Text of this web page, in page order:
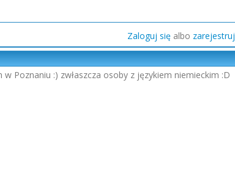
Zaloguj się albo zarejestruj
Poznaniu :) zwłaszcza osoby z językiem niemieckim :D